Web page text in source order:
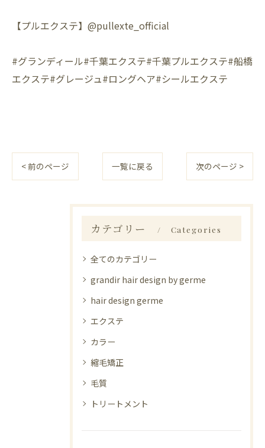
【プルエクステ】@pullexte_official
#グランディール#千葉エクステ#千葉プルエクステ#船橋
エクステ#グレージュ#ロングヘア#シールエクステ
< 前のページ 一覧に戻る 次のページ >
カテゴリー Categories
全てのカテゴリー
grandir hair design by germe
hair design germe
エクステ
カラー
縮毛矯正
毛質
トリートメント